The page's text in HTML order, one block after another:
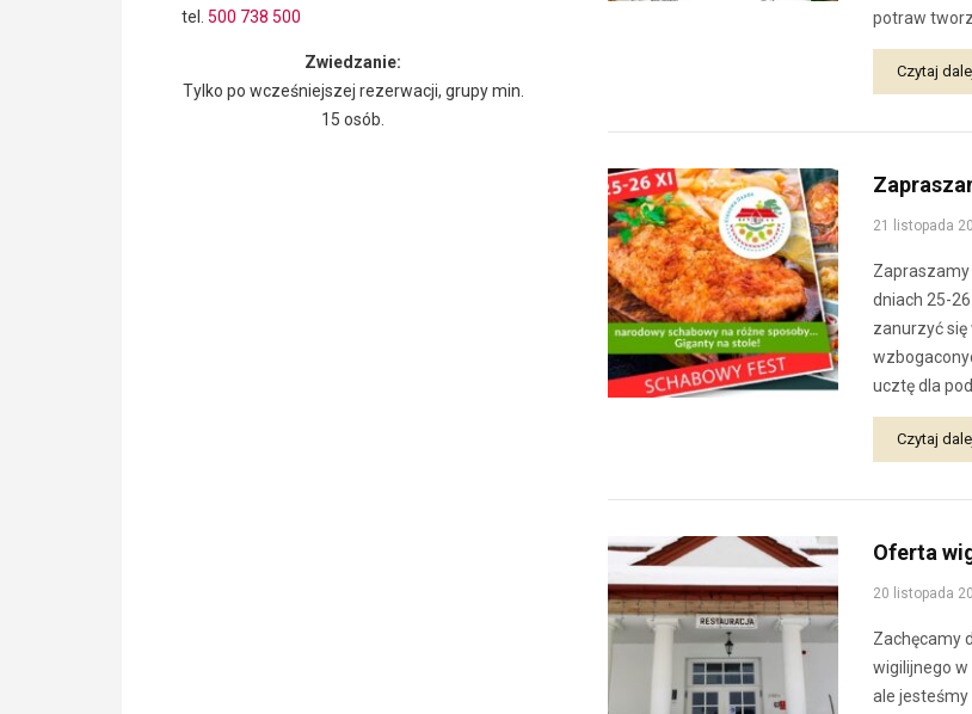
potraw
Czytaj
21 listopada
dniach 25-
zanurzyć
ucztę dla
Czytaj
Oferta
20 listopada
Zachęcamy
wigilijnego w
ale
tel. 500 738 500
Zwiedzanie:
Tylko po wcześniejszej rezerwacji, grupy min.
15 osób.